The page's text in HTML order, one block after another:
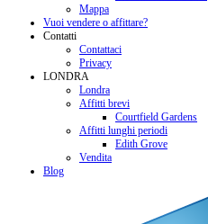
Mappa
Vuoi vendere o affittare?
Contatti
Contattaci
Privacy
LONDRA
Londra
Affitti brevi
Courtfield Gardens
Affitti lunghi periodi
Edith Grove
Vendita
Blog